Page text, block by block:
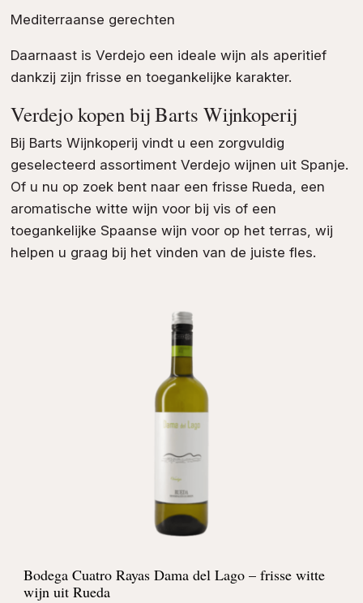
Mediterraanse gerechten
Daarnaast is Verdejo een ideale wijn als aperitief
dankzij zijn frisse en toegankelijke karakter.
Verdejo kopen bij Barts Wijnkoperij
Bij Barts Wijnkoperij vindt u een zorgvuldig
geselecteerd assortiment Verdejo wijnen uit Spanje.
Of u nu op zoek bent naar een frisse Rueda, een
aromatische witte wijn voor bij vis of een
toegankelijke Spaanse wijn voor op het terras, wij
helpen u graag bij het vinden van de juiste fles.
Bodega Cuatro Rayas Dama del Lago – frisse witte
wijn uit Rueda